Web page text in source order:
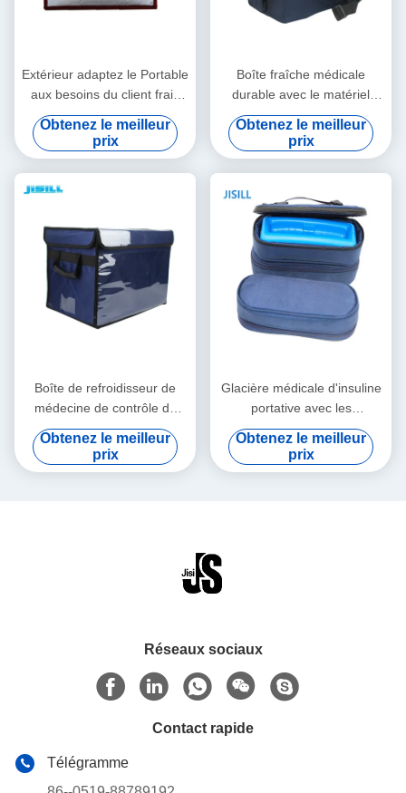
Extérieur adaptez le Portable
aux besoins du client frais
médical de la boîte 23.5L
pour la glacière de
Rotomolded
Obtenez le meilleur
prix
Boîte fraîche médicale
durable avec le matériel
d'isolation de vide pour le
transport vaccinique médical
Obtenez le meilleur
prix
Boîte de refroidisseur de
médecine de contrôle de
température pour le
transport médical de sang
de vaccins
Obtenez le meilleur
prix
Glacière médicale d'insuline
portative avec les
températures
personnalisables faciles à
nettoyer
Obtenez le meilleur
prix
Réseaux sociaux
Contact rapide
Télégramme